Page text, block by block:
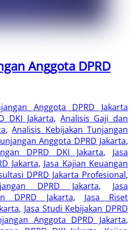
Anggota DPRD
Anggota DPRD Jakarta
DKI Jakarta, Analisis Gaji dan
,Analisis Kebijakan Tunjangan
Anggota DPRD Jakarta,
DPRD DKI Jakarta, Jasa
Jakarta, Jasa Kajian Keuangan
DPRD Jakarta Profesional,
DPRD Jakarta, Jasa
DPRD Jakarta, Jasa Riset
, Jasa Studi Kebijakan DPRD
Anggota DPRD Jakarta,